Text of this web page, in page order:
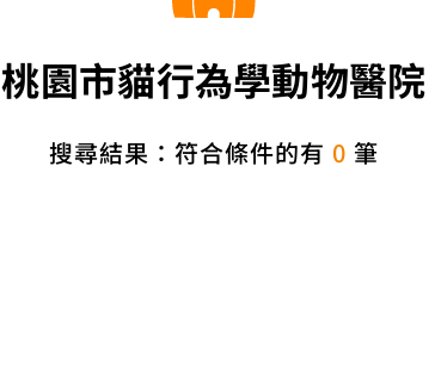
桃園市貓行為學動物醫院
搜尋結果：符合條件的有 0 筆